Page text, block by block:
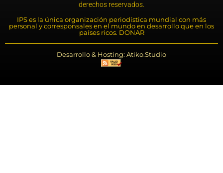
derechos reservados.
IPS es la única organización periodística mundial con más
personal y corresponsales en el mundo en desarrollo que en los
países ricos. DONAR
Desarrollo & Hosting: Atiko.Studio